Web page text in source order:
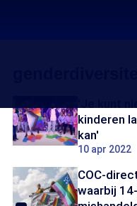
kinderen
kan'
10 apr 2022
COC-
waarbij